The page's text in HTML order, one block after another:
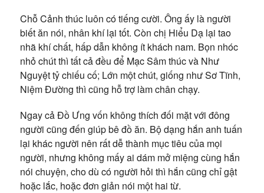
Chỗ Cảnh thúc luôn có tiếng cười. Ông ấy là người
biết ăn nói, nhân khí lại tốt. Còn chị Hiểu Dạ lại tao
nhã khí chất, hấp dẫn không ít khách nam. Bọn nhóc
nhỏ chút thì tất cả đều để Mạc Sâm thúc và Như
Nguyệt tỷ chiếu cố; Lớn một chút, giống như Sơ Tĩnh,
Niệm Đường thì cũng hỗ trợ làm chân chạy.
Ngay cả Đồ Ưng vốn không thích đối mặt với đông
người cũng đến giúp bê đồ ăn. Bộ dạng hắn anh tuấn
lại khác người nên rất dễ thành mục tiêu của mọi
người, nhưng không mấy ai dám mở miệng cùng hắn
nói chuyện, cho dù có người hỏi thì hắn cũng chỉ gật
hoặc lắc, hoặc đơn giản nói một hai từ.